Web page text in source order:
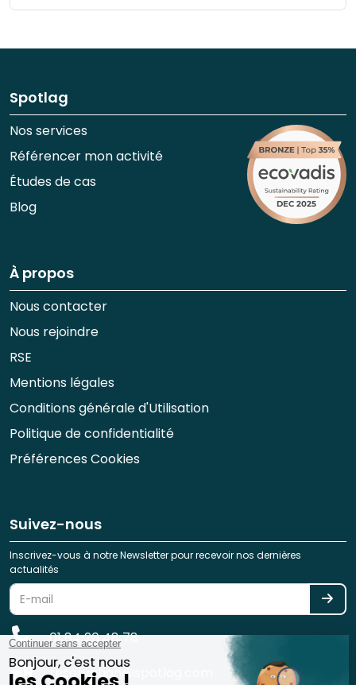
Spotlag
Nos services
Référencer mon activité
Études de cas
Blog
À propos
Nous contacter
Nous rejoindre
RSE
Mentions légales
Conditions générale d'Utilisation
Politique de confidentialité
Préférences Cookies
Suivez-nous
Inscrivez-vous à notre Newsletter pour recevoir nos dernières
actualités
01 84 20 48 78
reservation@spotlag.com